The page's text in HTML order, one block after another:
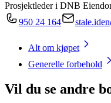
Prosjektleder i DNB
950 24 164
Alt om kjøpet
Generelle forbehold
Vil du se andre